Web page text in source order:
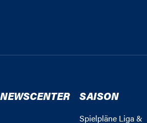
NEWSCENTER SAISON
Spielpläne Liga &